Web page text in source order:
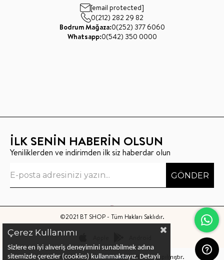
[email protected]
0(212) 282 29 82
Bodrum Mağaza:0(252) 377 6060
Whatsapp:0(542) 350 0000
İLK SENİN HABERİN OLSUN
Yeniliklerden ve indirimden ilk siz haberdar olun
GÖNDER
©2021 BT SHOP - Tüm Hakları Saklıdır.
Bu sitenin kurulumuKeyo Digitaltarafından yapılmıştır.
Çerez Kullanımı
Sizlere en iyi alıveriş deneyimini sunabilmek adına
sitemizde çerezler (cookies) kullanmaktayız. Detaylı